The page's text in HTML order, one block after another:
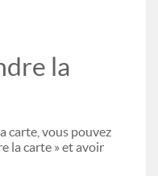
la
carte, vous pouvez
la carte » et avoir